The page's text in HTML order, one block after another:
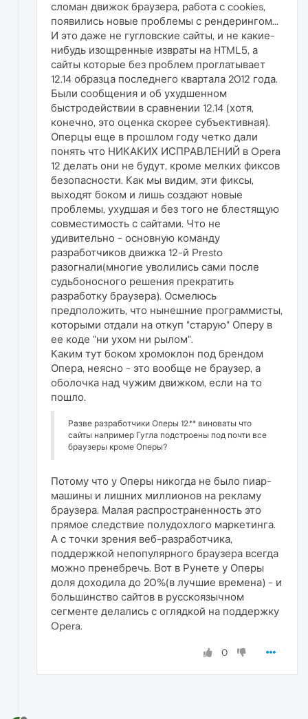
сломан движок браузера, работа с cookies,
появились новые проблемы с рендерингом...
И это даже не гугловские сайты, и не какие-
нибудь изощренные извраты на HTML5, а
сайты которые без проблем проглатывает
12.14 образца последнего квартала 2012 года.
Были сообщения и об ухудшенном
быстродействии в сравнении 12.14 (хотя,
конечно, это оценка скорее субъективная).
Оперцы еще в прошлом году четко дали
понять что НИКАКИХ ИСПРАВЛЕНИЙ в Opera
12 делать они не будут, кроме мелких фиксов
безопасности. Как мы видим, эти фиксы,
выходят боком и лишь создают новые
проблемы, ухудшая и без того не блестящую
совместимость с сайтами. Что не
удивительно - основную команду
разработчиков движка 12-й Presto
разогнали(многие уволились сами после
судьбоносного решения прекратить
разработку браузера). Осмелюсь
предположить, что нынешние программисты,
которыми отдали на откуп "старую" Оперу в
ее коде "ни ухом ни рылом".
Каким тут боком хромоклон под брендом
Опера, неясно - это вообще не браузер, а
оболочка над чужим движком, если на то
пошло.
Разве разработчики Оперы 12.** виноваты что
сайты например Гугла подстроены под почти все
браузеры кроме Оперы?
Потому что у Оперы никогда не было пиар-
машины и лишних миллионов на рекламу
браузера. Малая распространенность это
прямое следствие полудохлого маркетинга.
А с точки зрения веб-разработчика,
поддержкой непопулярного браузера всегда
можно пренебречь. Вот в Рунете у Оперы
доля доходила до 20%(в лучшие времена) - и
большинство сайтов в русскоязычном
сегменте делались с оглядкой на поддержку
Opera.
0